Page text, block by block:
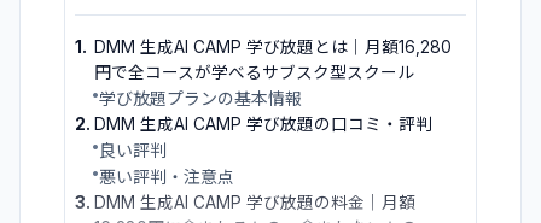
1 . DMM 生成AI CAMP 学び放題とは｜月額16,280
円で全コースが学べるサブスク型スクール
•学び放題プランの基本情報
2. DMM 生成AI CAMP 学び放題の口コミ・評判
• 良い評判
•悪い評判・注意点
3. DMM 生成AI CAMP 学び放題の料金｜月額